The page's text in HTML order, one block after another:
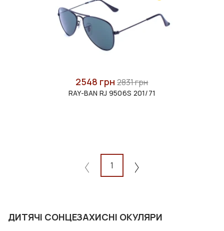
2548 грн2831 грн
RAY-BAN RJ 9506S 201/71
1
ДИТЯЧІ СОНЦЕЗАХИСНІ ОКУЛЯРИ